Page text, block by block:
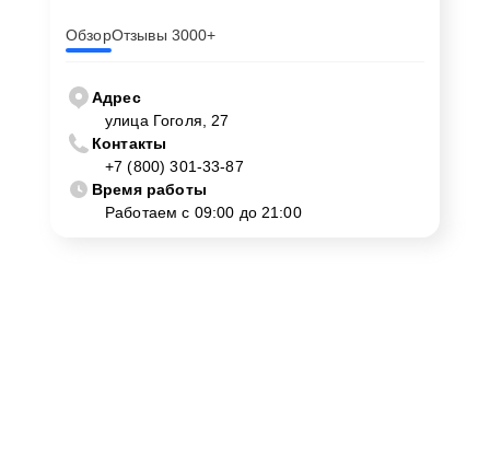
ОбзорОтзывы 3000+
Адрес
улица Гоголя, 27
Контакты
+7 (800) 301-33-87
Время работы
Работаем с 09:00 до 21:00